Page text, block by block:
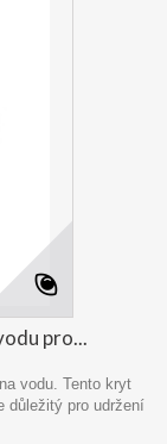
pro...
vodu. Tento kryt
důležitý pro udržení